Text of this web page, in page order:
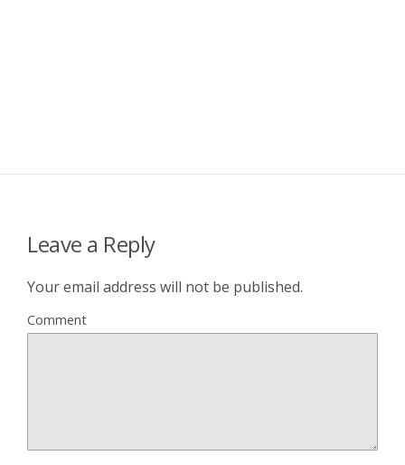
Leave a Reply
Your email address will not be published.
Comment